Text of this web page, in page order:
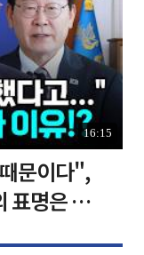
16:15
문이다",
명은 이재